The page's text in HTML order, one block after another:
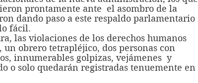
prontamente ante  el asombro de la
dando paso a este respaldo parlamentario
fácil.
obrero tetrapléjico, dos personas con
innumerables golpizas, vejámenes  y
o solo quedarán registradas tenuemente en